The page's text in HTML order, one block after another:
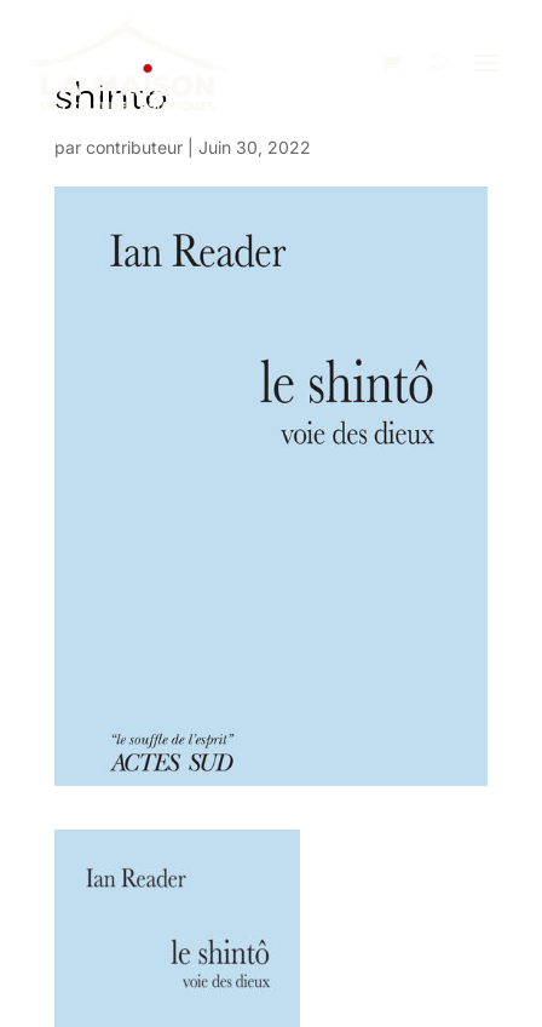
shinto
par contributeur| Juin 30, 2022